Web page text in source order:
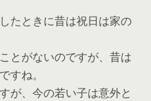
たときに昔は祝日は家の
とがないのですが、昔は
すね。
が、今の若い子は意外と